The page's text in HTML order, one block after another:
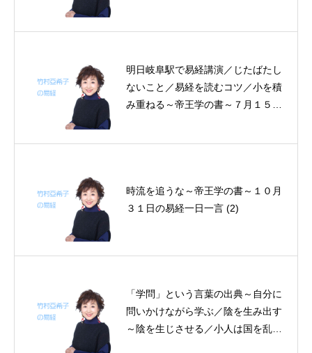
明日岐阜駅で易経講演／じたばたし
ないこと／易経を読むコツ／小を積
み重ねる～帝王学の書～７月１５日
時流を追うな～帝王学の書～１０月
３１日の易経一日一言 (2)
「学問」という言葉の出典～自分に
問いかけながら学ぶ／陰を生み出す
～陰を生じさせる／小人は国を乱す